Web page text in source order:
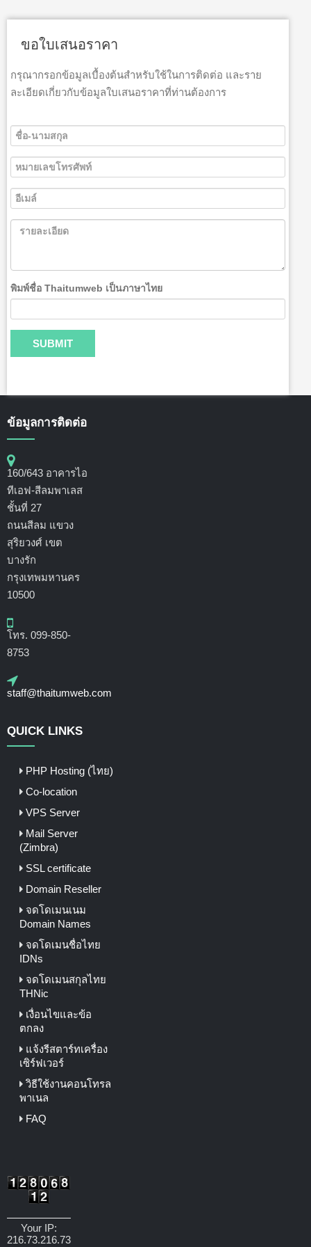
ขอใบเสนอราคา
กรุณากรอกข้อมูลเบื้องต้นสำหรับใช้ในการติดต่อ และราย
ละเอียดเกี่ยวกับข้อมูลใบเสนอราคาที่ท่านต้องการ
พิมพ์ชื่อ Thaitumweb เป็นภาษาไทย
ข้อมูลการติดต่อ
160/643 อาคารไอ
ทีเอฟ-สีลมพาเลส
ชั้นที่ 27
ถนนสีลม แขวง
สุริยวงศ์ เขต
บางรัก
กรุงเทพมหานคร
10500
โทร. 099-850-
8753
staff@thaitumweb.com
QUICK LINKS
PHP Hosting (ไทย)
Co-location
VPS Server
Mail Server
(Zimbra)
SSL certificate
Domain Reseller
จดโดเมนเนม
Domain Names
จดโดเมนชื่อไทย
IDNs
จดโดเมนสกุลไทย
THNic
เงื่อนไขและข้อ
ตกลง
แจ้งรีสตาร์ทเครื่อง
เซิร์ฟเวอร์
วิธีใช้งานคอนโทรล
พาเนล
FAQ
Your IP:
216.73.216.73